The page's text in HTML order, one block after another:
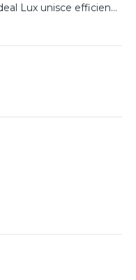
Lux unisce efficienza
un design tondo e
La struttura è
abbinata a un
luminosa LED
efficiente con
dimmerabile, questa
facilitando
pratica e
garanzia di 5 anni a